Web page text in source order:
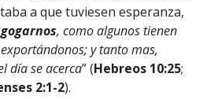
a que tuviesen esperanza,
, como algunos tienen
y tanto mas,
día se acerca” (Hebreos 10:25;
2:1-2).